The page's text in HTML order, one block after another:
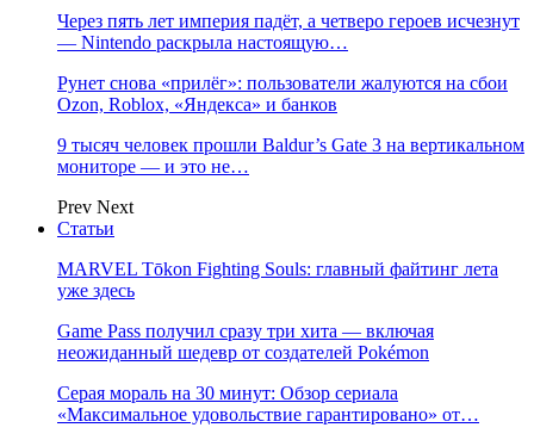
Через пять лет империя падёт, а четверо героев исчезнут
— Nintendo раскрыла настоящую…
Рунет снова «прилёг»: пользователи жалуются на сбои
Ozon, Roblox, «Яндекса» и банков
9 тысяч человек прошли Baldur’s Gate 3 на вертикальном
мониторе — и это не…
Prev Next
Статьи
MARVEL Tōkon Fighting Souls: главный файтинг лета
уже здесь
Game Pass получил сразу три хита — включая
неожиданный шедевр от создателей Pokémon
Серая мораль на 30 минут: Обзор сериала
«Максимальное удовольствие гарантировано» от…